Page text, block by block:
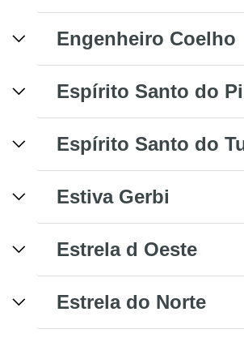
Engenheiro Coelho
Espírito Santo do
Espírito Santo do
Estiva Gerbi
Estrela d Oeste
Estrela do Norte